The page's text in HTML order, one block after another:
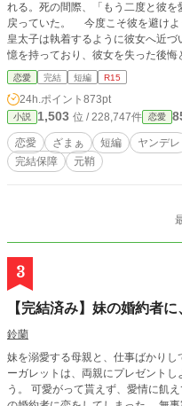
れる。死の間際、「もう二度と彼
戻っていた。 今度こそ彼を避けよ
皇太子は執着するように彼女へ近
憶を持っており、彼女を失った後
と、二度と手放さないと誓う彼。す
を変えていく。 ※毎日21時投稿 ※元鞘になります。苦手な方はご注意くだ
さい。
恋愛 完結 短編 R15
24h.ポイント 873pt
小説 1,503 位 / 228,747件 恋愛
恋愛 ざまぁ 短編 ヤンデレ
完結保障
元鞘
3
【完結済み】妹の婚約者
鈴蘭
妹を溺愛する母親と、仕事ばかりしている父親。 刺繍や
ーガレットは、両親にプレゼント
う。 可愛がって貰えず、愛情に飢